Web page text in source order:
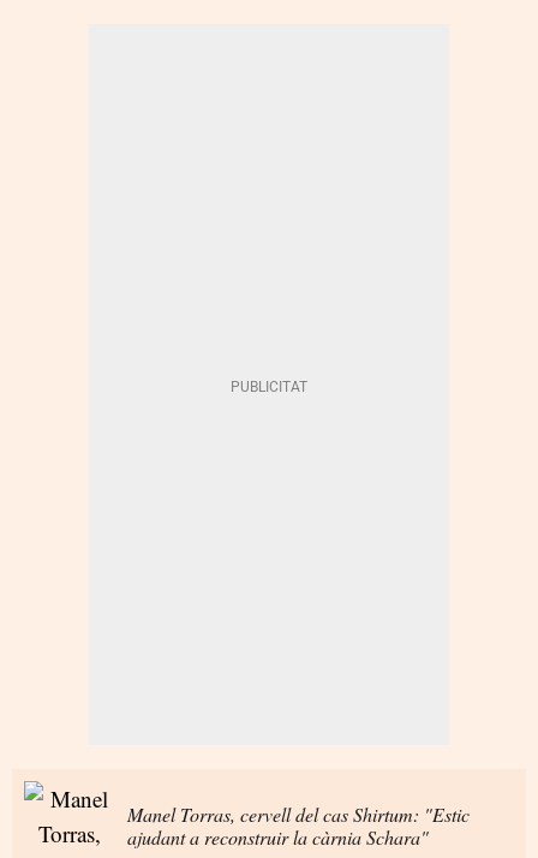
Manel Torras, cervell del cas Shirtum: "Estic
ajudant a reconstruir la càrnia Schara"